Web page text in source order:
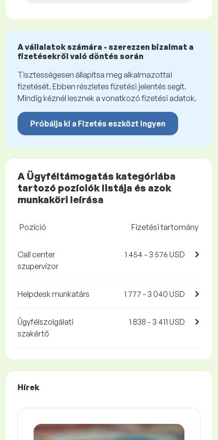
A vállalatok számára - szerezzen bizalmat a
fizetésekről való döntés során
Tisztességesen állapítsa meg alkalmazottai
fizetését. Ebben részletes fizetési jelentés segít.
Mindig kéznél lesznek a vonatkozó fizetési adatok.
Próbálja ki a Fizetés eszközt ingyen
A Ügyféltámogatás kategóriába
tartozó pozíciók listája és azok
munkaköri leírása
Pozíció Fizetési tartomány
Call center
szupervízor
1 454 - 3 576 USD
Helpdesk munkatárs 1 777 - 3 040 USD
Ügyfélszolgálati
szakértő
1 838 - 3 411 USD
Hírek